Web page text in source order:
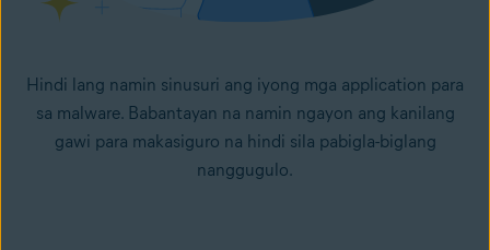
Hindi lang namin sinusuri ang iyong mga application para
sa malware. Babantayan na namin ngayon ang kanilang
gawi para makasiguro na hindi sila pabigla-biglang
nanggugulo.